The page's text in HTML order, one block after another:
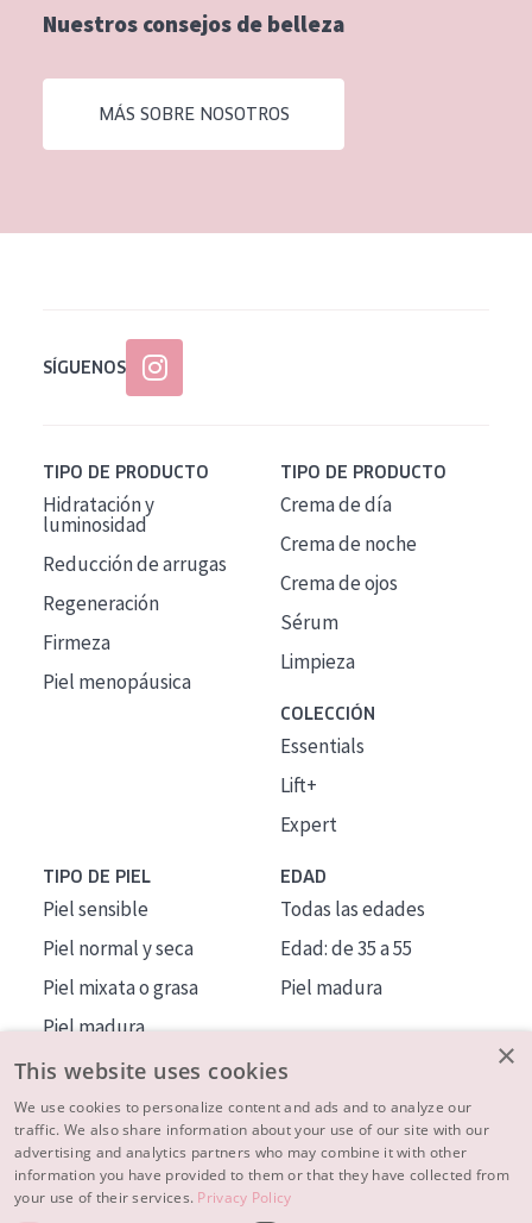
Piel madura
Piel expuesta al sol
Piel menopáusica
Todas las edades
Nuestros consejos de belleza
MÁS SOBRE NOSOTROS
SÍGUENOS
TIPO DE PRODUCTO
Hidratación y
luminosidad
Reducción de arrugas
Regeneración
Firmeza
Piel menopáusica
TIPO DE PRODUCTO
Crema de día
Crema de noche
Crema de ojos
Sérum
Limpieza
COLECCIÓN
Essentials
Lift+
Expert
TIPO DE PIEL
Piel sensible
Piel normal y seca
Piel mixata o grasa
Piel madura
Piel expuesta al sol
Piel menopáusica
EDAD
Todas las edades
Edad: de 35 a 55
Piel madura
MÁS SOBRE NOSOTROS
INSPIRACIÓN
×
This website uses cookies
We use cookies to personalize content and ads and to analyze our
traffic. We also share information about your use of our site with our
advertising and analytics partners who may combine it with other
information you have provided to them or that they have collected from
your use of their services. Privacy Policy